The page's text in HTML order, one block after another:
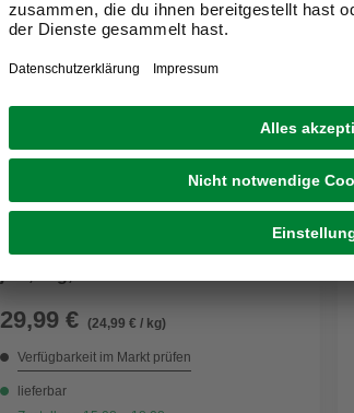
Katzensnack »Selection«, 4 Stück,
29,99 € (24,99 € / kg)
Verfügbarkeit im Markt prüfen
lieferbar